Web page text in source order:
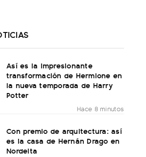
Así es la impresionante
transformación de Hermione en
la nueva temporada de Harry
Potter
Hace 8 minutos
Con premio de arquitectura: así
es la casa de Hernán Drago en
Nordelta